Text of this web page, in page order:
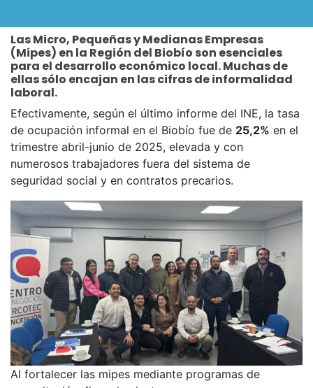
ó
v
l
Las Micro, Pequeñas y Medianas Empresas
(Mipes) en la Región del Biobío son esenciales
para el desarrollo económico local. Muchas de
ellas sólo encajan en las cifras de informalidad
laboral.
Efectivamente, según el último informe del INE, la tasa
de ocupación informal en el Biobío fue de 25,2% en el
trimestre abril-junio de 2025, elevada y con
numerosos trabajadores fuera del sistema de
seguridad social y en contratos precarios.
Al fortalecer las mipes mediante programas de